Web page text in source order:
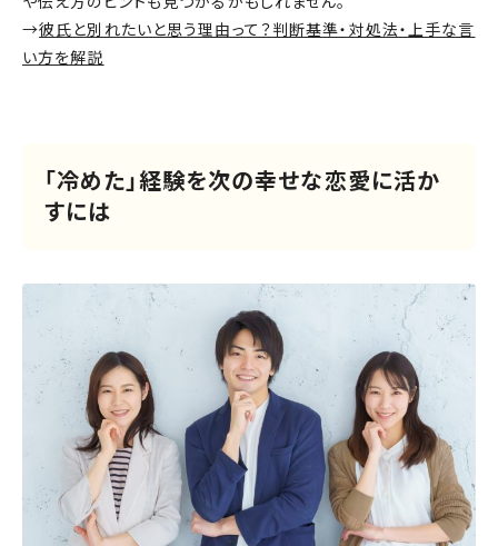
→彼氏と別れたいと思う理由って？判断基準・対処法・上手な言
い方を解説
「冷めた」経験を次の幸せな恋愛に活か
すには